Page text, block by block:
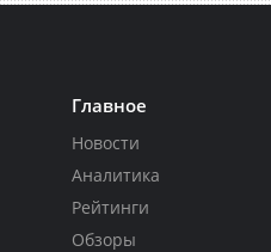
Главное
Новости
Аналитика
Рейтинги
Обзоры